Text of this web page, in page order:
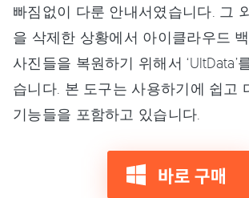
빠짐없이 다룬 안내서였습니다. 그
을 삭제한 상황에서 아이클라우드
사진들을 복원하기 위해서 ‘UltData’
습니다. 본 도구는 사용하기에 쉽고
기능들을 포함하고 있습니다.